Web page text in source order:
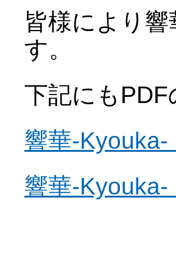
皆様により
す。
下記にも
響華-Kyouka-
響華-Kyouka-